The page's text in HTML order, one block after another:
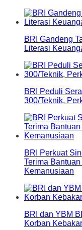
BRI Gandeng
Literasi
BRI Peduli
300/Teknik,
BRI Perkuat
Terima
Kemanusiaan
BRI dan YBM
Korban